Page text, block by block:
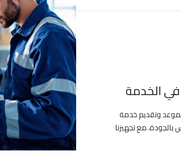
الخدمة
وتقديم خدمة
مع تجهيزنا